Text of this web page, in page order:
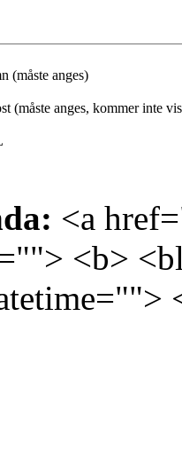
(måste anges)
(måste anges, kommer inte
<a
<b>